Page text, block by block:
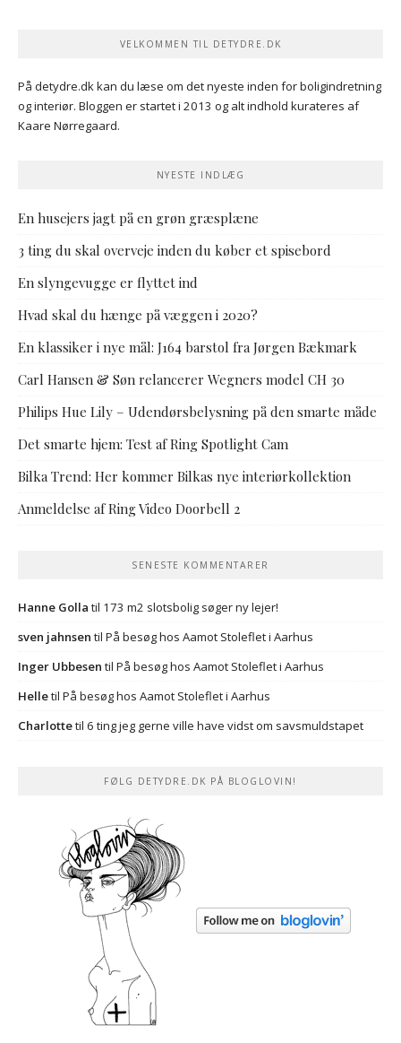
VELKOMMEN TIL DETYDRE.DK
På detydre.dk kan du læse om det nyeste inden for boligindretning
og interiør. Bloggen er startet i 2013 og alt indhold kurateres af
Kaare Nørregaard.
NYESTE INDLÆG
En husejers jagt på en grøn græsplæne
3 ting du skal overveje inden du køber et spisebord
En slyngevugge er flyttet ind
Hvad skal du hænge på væggen i 2020?
En klassiker i nye mål: J164 barstol fra Jørgen Bækmark
Carl Hansen & Søn relancerer Wegners model CH 30
Philips Hue Lily – Udendørsbelysning på den smarte måde
Det smarte hjem: Test af Ring Spotlight Cam
Bilka Trend: Her kommer Bilkas nye interiørkollektion
Anmeldelse af Ring Video Doorbell 2
SENESTE KOMMENTARER
Hanne Golla til 173 m2 slotsbolig søger ny lejer!
sven jahnsen til På besøg hos Aamot Stoleflet i Aarhus
Inger Ubbesen til På besøg hos Aamot Stoleflet i Aarhus
Helletil På besøg hos Aamot Stoleflet i Aarhus
Charlottetil 6 ting jeg gerne ville have vidst om savsmuldstapet
FØLG DETYDRE.DK PÅ BLOGLOVIN!